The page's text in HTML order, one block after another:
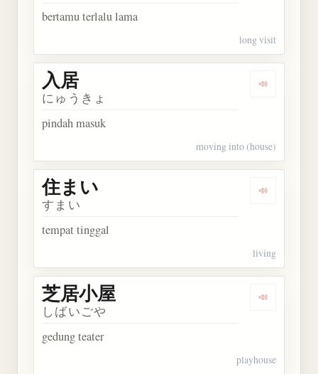
bertamu terlalu lama
long visit
Dengarkan
入居
にゅうきょ
pindah masuk
moving into (house)
Dengarkan
住まい
すまい
tempat tinggal
living
Dengarkan
芝居小屋
しばいごや
gedung teater
playhouse